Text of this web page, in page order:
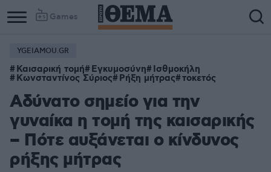
Games
YGEIAMOU.GR
Καισαρική τομή Εγκυμοσύνη Ισθμοκήλη
Κωνσταντίνος Σύριος Ρήξη μήτρας τοκετός
Αδύνατο σημείο για την
γυναίκα η τομή της καισαρικής
– Πότε αυξάνεται ο κίνδυνος
ρήξης μήτρας